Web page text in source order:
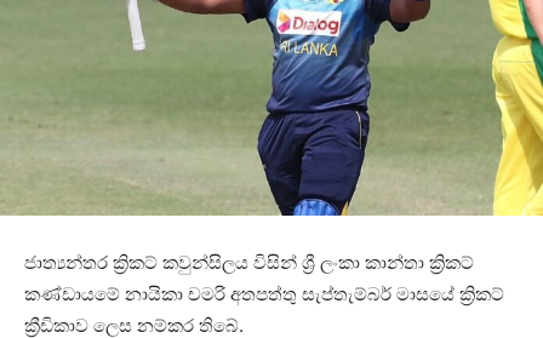
ජාත්‍යන්තර ක්‍රිකට් කවුන්සිලය විසින් ශ්‍රී ලංකා කාන්තා ක්‍රිකට්
කණ්ඩායමේ නායිකා චමරි අතපත්තු සැප්තැම්බර් මාසයේ ක්‍රිකට්
ක්‍රීඩිකාව ලෙස නම්කර තිබේ.